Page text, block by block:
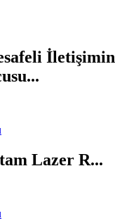
İletişimin
Lazer R...